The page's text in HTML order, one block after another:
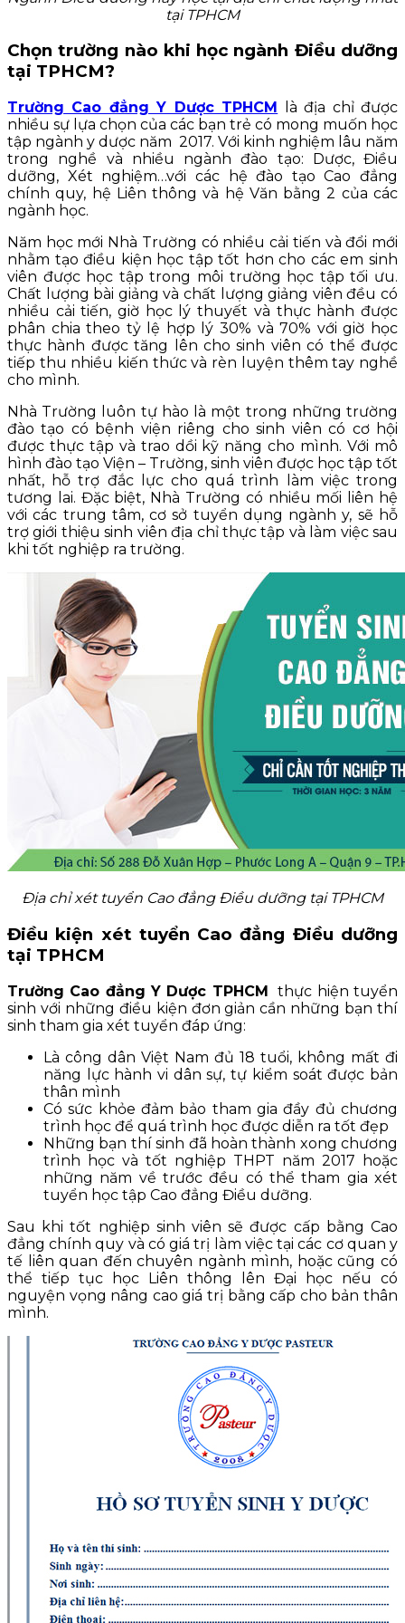
tại TPHCM
Chọn trường nào khi học ngành Điều dưỡng
tại TPHCM?
Trường Cao đẳng Y Dược TPHCM
là địa chỉ được
nhiều sự lựa chọn của các bạn trẻ có mong muốn học
tập ngành y dược năm 2017. Với kinh nghiệm lâu năm
trong nghề và nhiều ngành đào tạo: Dược, Điều
dưỡng, Xét nghiệm…với các hệ đào tạo Cao đẳng
chính quy, hệ Liên thông và hệ Văn bằng 2 của các
ngành học.
Năm học mới Nhà Trường có nhiều cải tiến và đổi mới
nhằm tạo điều kiện học tập tốt hơn cho các em sinh
viên được học tập trong môi trường học tập tối ưu.
Chất lượng bài giảng và chất lượng giảng viên đều có
nhiều cải tiến, giờ học lý thuyết và thực hành được
phân chia theo tỷ lệ hợp lý 30% và 70% với giờ học
thực hành được tăng lên cho sinh viên có thể được
tiếp thu nhiều kiến thức và rèn luyện thêm tay nghề
cho mình.
Nhà Trường luôn tự hào là một trong những trường
đào tạo có bệnh viện riêng cho sinh viên có cơ hội
được thực tập và trao dồi kỹ năng cho mình. Với mô
hình đào tạo Viện – Trường, sinh viên được học tập tốt
nhất, hỗ trợ đắc lực cho quá trình làm việc trong
tương lai. Đặc biệt, Nhà Trường có nhiều mối liên hệ
với các trung tâm, cơ sở tuyển dụng ngành y, sẽ hỗ
trợ giới thiệu sinh viên địa chỉ thực tập và làm việc sau
khi tốt nghiệp ra trường.
Địa chỉ xét tuyển Cao đẳng Điều dưỡng tại TPHCM
Điều kiện xét tuyển Cao đẳng Điều dưỡng
tại TPHCM
Trường Cao đẳng Y Dược TPHCM thực hiện tuyển
sinh với những điều kiện đơn giản cần những bạn thí
sinh tham gia xét tuyển đáp ứng:
Là công dân Việt Nam đủ 18 tuổi, không mất đi
năng lực hành vi dân sự, tự kiểm soát được bản
thân mình
Có sức khỏe đảm bảo tham gia đầy đủ chương
trình học để quá trình học được diễn ra tốt đẹp
Những bạn thí sinh đã hoàn thành xong chương
trình học và tốt nghiệp THPT năm 2017 hoặc
những năm về trước đều có thể tham gia xét
tuyển học tập Cao đẳng Điều dưỡng.
Sau khi tốt nghiệp sinh viên sẽ được cấp bằng Cao
đẳng chính quy và có giá trị làm việc tại các cơ quan y
tế liên quan đến chuyên ngành mình, hoặc cũng có
thể tiếp tục học Liên thông lên Đại học nếu có
nguyện vọng nâng cao giá trị bằng cấp cho bản thân
mình.